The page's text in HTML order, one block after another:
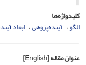
کلیدواژه‌ها
الگو آینده‌پژوهی ابعاد
عنوان مقاله[English]